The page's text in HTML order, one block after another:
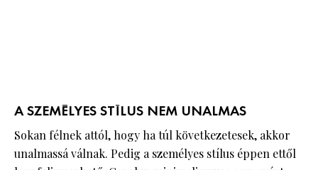
A SZEMÉLYES STÍLUS NEM UNALMAS
Sokan félnek attól, hogy ha túl következetesek, akkor
unalmassá válnak. Pedig a személyes stílus éppen ettől